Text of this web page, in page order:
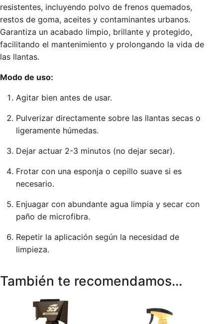
resistentes, incluyendo polvo de frenos quemados,
restos de goma, aceites y contaminantes urbanos.
Garantiza un acabado limpio, brillante y protegido,
facilitando el mantenimiento y prolongando la vida de
las llantas.
Modo de uso:
Agitar bien antes de usar.
Pulverizar directamente sobre las llantas secas o
ligeramente húmedas.
Dejar actuar 2-3 minutos (no dejar secar).
Frotar con una esponja o cepillo suave si es
necesario.
Enjuagar con abundante agua limpia y secar con
paño de microfibra.
Repetir la aplicación según la necesidad de
limpieza.
También te recomendamos…